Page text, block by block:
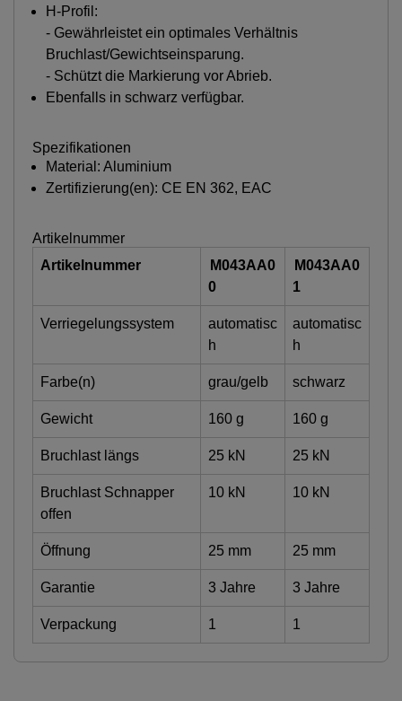
H-Profil:
- Gewährleistet ein optimales Verhältnis
Bruchlast/Gewichtseinsparung.
- Schützt die Markierung vor Abrieb.
Ebenfalls in schwarz verfügbar.
Spezifikationen
Material: Aluminium
Zertifizierung(en): CE EN 362, EAC
Artikelnummer
Artikelnummer
M043AA0
0
M043AA0
1
Verriegelungssystem
automatisc
h
automatisc
h
Farbe(n) grau/gelb schwarz
Gewicht 160 g 160 g
Bruchlast längs 25 kN 25 kN
Bruchlast Schnapper
offen
10 kN 10 kN
Öffnung 25 mm 25 mm
Garantie 3 Jahre 3 Jahre
Verpackung 1 1